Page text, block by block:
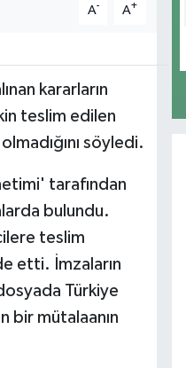
A- A+
kararların
teslim edilen
söyledi.
tarafından
bulundu.
teslim
etti. İmzaların
Türkiye
bir mütalaanın